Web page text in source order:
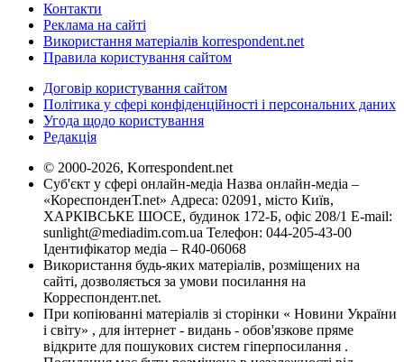
Контакти
Реклама на сайті
Використання матеріалів korrespondent.net
Правила користування сайтом
Договір користування сайтом
Політика у сфері конфіденційності і персональних даних
Угода щодо користування
Редакція
© 2000-2026, Korrespondent.net
Суб'єкт у сфері онлайн-медіа Назва онлайн-медіа –
«КореспонденТ.net» Адреса: 02091, місто Київ,
ХАРКІВСЬКЕ ШОСЕ, будинок 172-Б, офіс 208/1 E-mail:
sunlight@mediadim.com.ua Телефон: 044-205-43-00
Ідентифікатор медіа – R40-06068
Використання будь-яких матеріалів, розміщених на
сайті, дозволяється за умови посилання на
Корреспондент.net.
При копіюванні матеріалів зі сторінки « Новини України
і світу» , для інтернет - видань - обов'язкове пряме
відкрите для пошукових систем гіперпосилання .